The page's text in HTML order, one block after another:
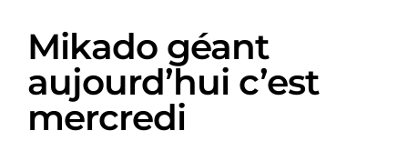
Mikado géant
aujourd’hui c’est
mercredi